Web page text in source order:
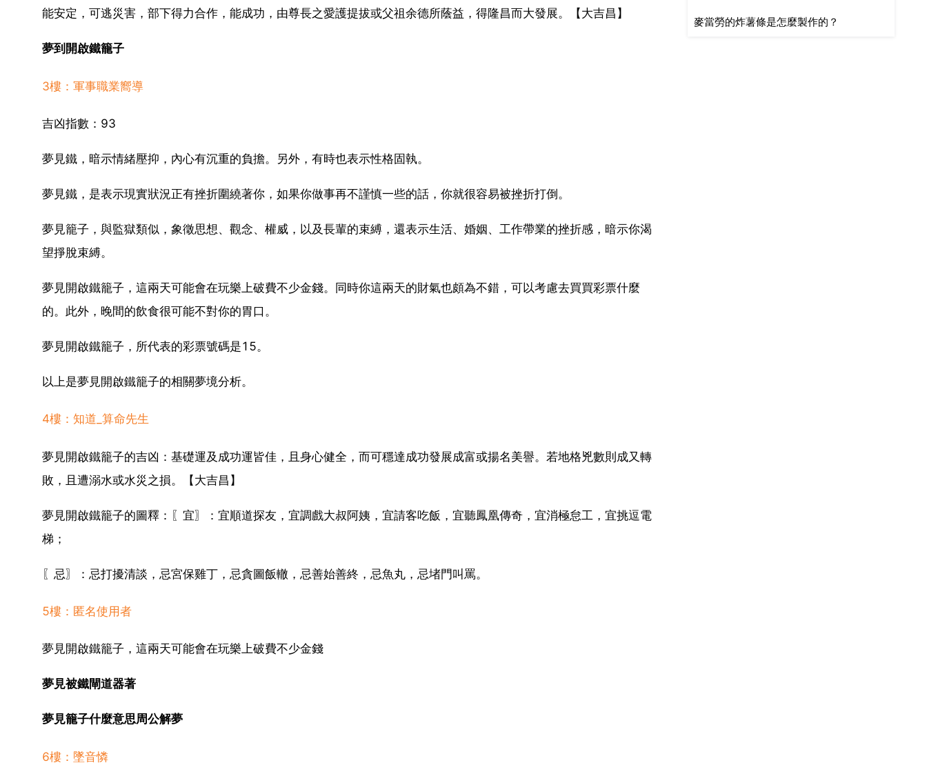
能安定，可逃災害，部下得力合作，能成功，由尊長之愛護提拔或父祖余德所蔭益，得隆昌而大發展。【大吉昌】
夢到開啟鐵籠子
3樓：軍事職業嚮導
吉凶指數：93
夢見鐵，暗示情緒壓抑，內心有沉重的負擔。另外，有時也表示性格固執。
夢見鐵，是表示現實狀況正有挫折圍繞著你，如果你做事再不謹慎一些的話，你就很容易被挫折打倒。
夢見籠子，與監獄類似，象徵思想、觀念、權威，以及長輩的束縛，還表示生活、婚姻、工作帶業的挫折感，暗示你渴
望掙脫束縛。
夢見開啟鐵籠子，這兩天可能會在玩樂上破費不少金錢。同時你這兩天的財氣也頗為不錯，可以考慮去買買彩票什麼
的。此外，晚間的飲食很可能不對你的胃口。
夢見開啟鐵籠子，所代表的彩票號碼是15。
以上是夢見開啟鐵籠子的相關夢境分析。
4樓：知道_算命先生
夢見開啟鐵籠子的吉凶：基礎運及成功運皆佳，且身心健全，而可穩達成功發展成富或揚名美譽。若地格兇數則成又轉
敗，且遭溺水或水災之損。【大吉昌】
夢見開啟鐵籠子的圖釋：〖宜〗：宜順道探友，宜調戲大叔阿姨，宜請客吃飯，宜聽鳳凰傳奇，宜消極怠工，宜挑逗電
梯；
〖忌〗：忌打擾清談，忌宮保雞丁，忌貪圖飯轍，忌善始善終，忌魚丸，忌堵門叫罵。
5樓：匿名使用者
夢見開啟鐵籠子，這兩天可能會在玩樂上破費不少金錢
夢見被鐵閘道器著
夢見籠子什麼意思周公解夢
6樓：墜音憐
麥當勞的炸薯條是怎麼製作的？